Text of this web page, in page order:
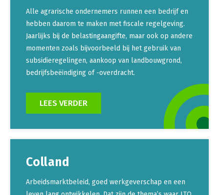
Alle agrarische ondernemers runnen een bedrijf en
hebben daarom te maken met fiscale regelgeving.
Jaarlijks bij de belastingaangifte, maar ook op andere
momenten zoals bijvoorbeeld bij het gebruik van
subsidieregelingen, aankoop van landbouwgrond,
bedrijfsbeëindiging of -overdracht.
LEES VERDER
Colland
Arbeidsmarktbeleid, goed werkgeverschap en een